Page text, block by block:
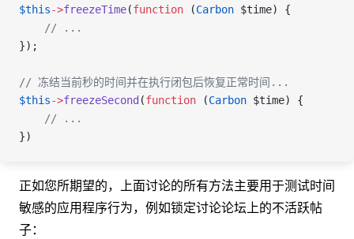
$this->freezeTime(function (Carbon $time) {
    // ...
});
// 冻结当前秒的时间并在执行闭包后恢复正常时间...
$this->freezeSecond (function (Carbon $time) {
    // ...
})
正如您所期望的，上面讨论的所有方法主要用于测试时间
敏感的应用程序行为，例如锁定讨论论坛上的不活跃帖
子：